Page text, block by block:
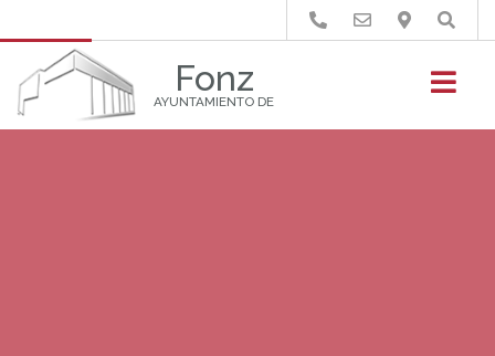
Fonz
AYUNTAMIENTO DE
Buscar